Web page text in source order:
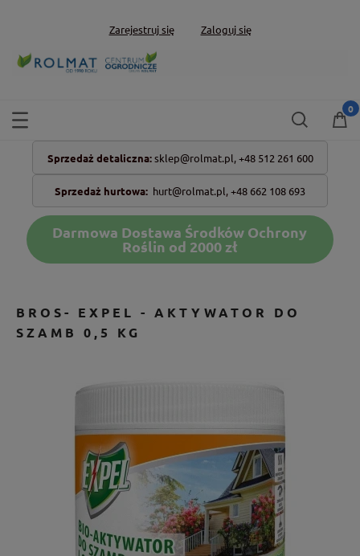
Zarejestruj się Zaloguj się
Sprzedaż detaliczna: sklep@rolmat.pl, +48 512 261 600
Sprzedaż hurtowa: hurt@rolmat.pl,+48 662 108 693
Darmowa Dostawa Środków Ochrony
Roślin od 2000 zł
BROS- EXPEL - AKTYWATOR DO
SZAMB 0,5 KG